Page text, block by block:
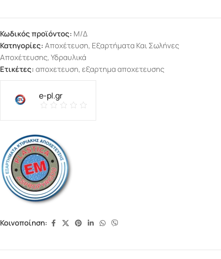
Κωδικός προϊόντος: Μ/Δ
Κατηγορίες:Αποχέτευση, Εξαρτήματα Και Σωλήνες
Αποχέτευσης,Υδραυλικά
Ετικέτες:αποχετευση,εξαρτημα αποχετευσης
e-pl.gr
Κοινοποίηση: